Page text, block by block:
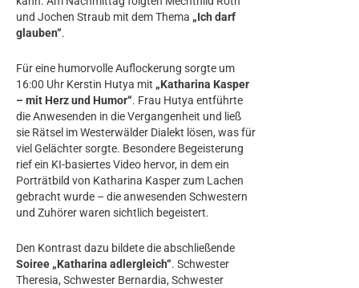
und Jochen Straub mit dem Thema „Ich darf
glauben“.
Für eine humorvolle Auflockerung sorgte um
16:00 Uhr Kerstin Hutya mit „Katharina Kasper
– mit Herz und Humor“. Frau Hutya entführte
die Anwesenden in die Vergangenheit und ließ
sie Rätsel im Westerwälder Dialekt lösen, was für
viel Gelächter sorgte. Besondere Begeisterung
rief ein KI-basiertes Video hervor, in dem ein
Porträtbild von Katharina Kasper zum Lachen
gebracht wurde – die anwesenden Schwestern
und Zuhörer waren sichtlich begeistert.
Den Kontrast dazu bildete die abschließende
Soiree „Katharina adlergleich“. Schwester
Theresia, Schwester Bernardia, Schwester